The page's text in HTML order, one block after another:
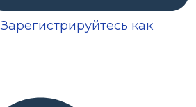
Зарегистрируйтесь как